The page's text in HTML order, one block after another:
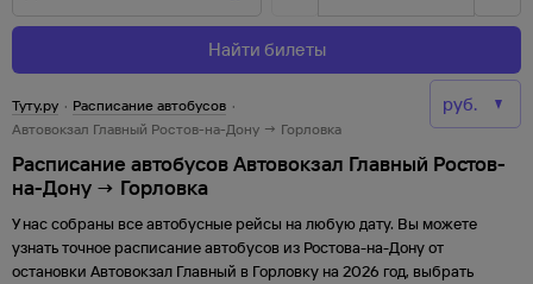
Найти билеты
Туту.ру · Расписание автобусов ·
Автовокзал Главный Ростов-на-Дону → Горловка
Расписание автобусов Автовокзал Главный Ростов-
на-Дону → Горловка
У нас собраны все автобусные рейсы на любую дату. Вы можете
узнать точное расписание автобусов из Ростова-на-Донуот
остановки Автовокзал Главный в Горловку на 2026 год, выбрать